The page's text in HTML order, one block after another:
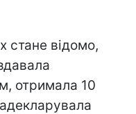
стане відомо,
отримала 10